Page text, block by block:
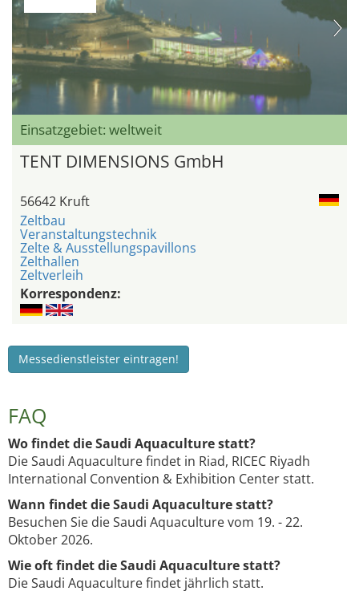
Einsatzgebiet: weltweit
TENT DIMENSIONS GmbH
56642 Kruft
Zeltbau
Veranstaltungstechnik
Zelte & Ausstellungspavillons
Zelthallen
Zeltverleih
Korrespondenz:
Messedienstleister eintragen!
FAQ
Wo findet die Saudi Aquaculture statt?
Die Saudi Aquaculture findet in Riad, RICEC Riyadh
International Convention & Exhibition Center statt.
Wann findet die Saudi Aquaculture statt?
Besuchen Sie die Saudi Aquaculture vom 19. - 22.
Oktober 2026.
Wie oft findet die Saudi Aquaculture statt?
Die Saudi Aquaculture findet jährlich statt.